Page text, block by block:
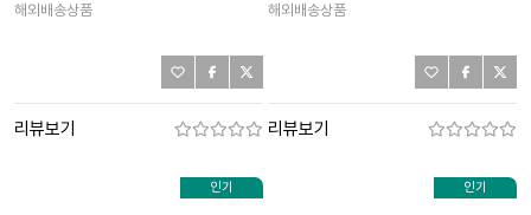
해외배송상품
리뷰보기
해외배송상품
리뷰보기
인기 인기